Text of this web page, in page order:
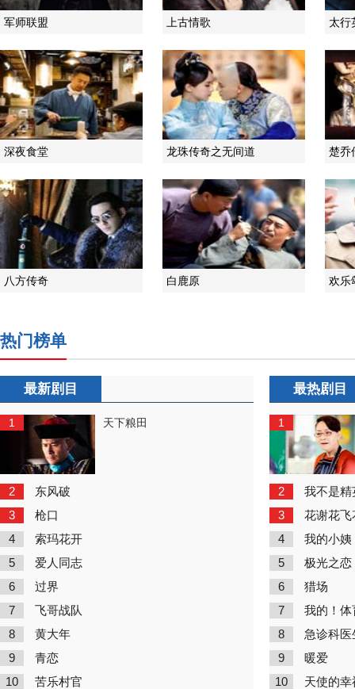
军师联盟 上古情歌 太行
深夜食堂 龙珠传奇之无间道 楚乔
八方传奇 白鹿原 欢乐
热门榜单
最新剧目
1 天下粮田
2 东风破
3 枪口
4 索玛花开
5 爱人同志
6 过界
7 飞哥战队
8 黄大年
9 青恋
10 苦乐村官
最热剧目
1
2 我不是精
3 花谢花飞
4 我的小姨
5 极光之恋
6 猎场
7 我的！体
8 急诊科医
9 暖爱
10 天使的幸